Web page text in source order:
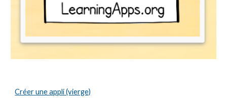
Créer une appli (vierge)